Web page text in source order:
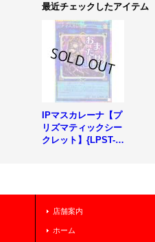
最近チェックしたアイテム
IPマスカレーナ【プ
リズマティックシー
クレット】{LPST-J
店舗案内
ホーム